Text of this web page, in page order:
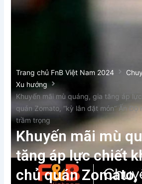
Trang chủ FnB Việt Nam 2024
Xu hướng
Khuyến mãi mù quáng, gia tăng áp
quán Zomato, “kỳ lân đặt món” Ấn Độ
trầm trọng
Khuyến mãi mù
tăng áp lực chiết
chủ quán Zomato,